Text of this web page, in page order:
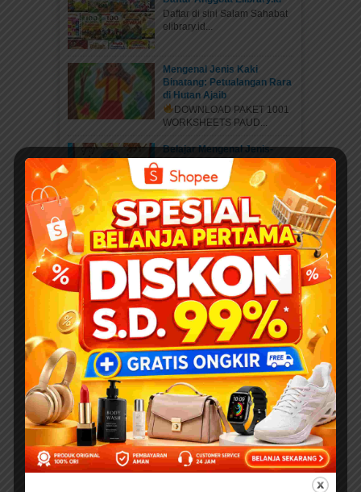
Daftar di sini Salam Sahabat
elibrary.id...
Mengenal Jenis Kaki
Binatang: Petualangan Rara
di Hutan Ajaib
DOWNLOAD PAKET 1001
WORKSHEETS PAUD...
Belajar Mengenal Jenis-
Jenis Kaki Binatang
DOWNLOAD PAKET 1001
WORKSHEETS PAUD...
Mengenal Hewan Bertelur
dan Hewan Bersayap:
Panduan Lengkap
Worksheet Edukatif untuk
Anak
DOWNLOAD PAKET 1001
WORKSHEETS PAUD...
Menghubungkan Pasangan
Gambar yang Sesuai
DOWNLOAD PAKET 1001
WORKSHEETS PAUD...
EBOOKPEDIA
Download Ebook Anak
Bergambar: Seri Kebiasaan
Anak Saleh; Bagaimana
Aku Makan